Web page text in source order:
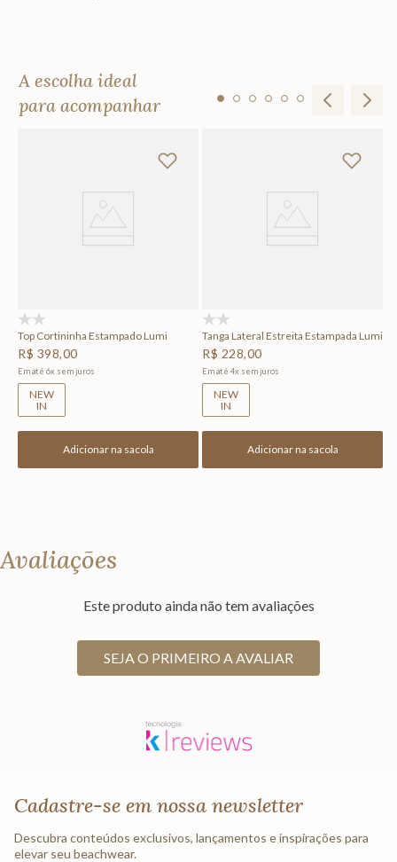
A escolha ideal
para acompanhar
Top Cortininha Estampado Lumi
R$ 398,00
Em até 6x sem juros
NEW
IN
Adicionar na sacola
Tanga Lateral Estreita Estampada Lumi
R$ 228,00
Em até 4x sem juros
NEW
IN
Adicionar na sacola
Avaliações
Este produto ainda não tem avaliações
SEJA O PRIMEIRO A AVALIAR
Cadastre-se em nossa newsletter
Descubra conteúdos exclusivos, lançamentos e inspirações para
elevar seu beachwear.